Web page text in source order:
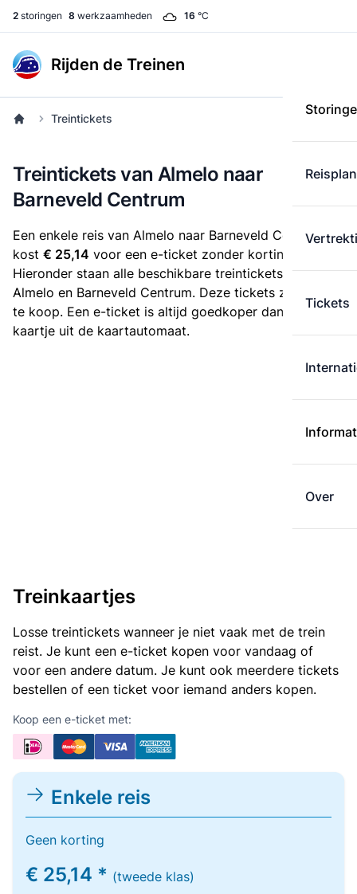
2 storingen 8 werkzaamheden 16 °C
Rijden de Treinen
Tickets
Over
Treintickets
Treintickets van Almelo naar
Barneveld Centrum
Een enkele reis van Almelo naar Barneveld Centrum
kost € 25,14 voor een e-ticket zonder korting.
Hieronder staan alle beschikbare treintickets tussen
Almelo en Barneveld Centrum. Deze tickets zijn online
te koop. Een e-ticket is altijd goedkoper dan een
kaartje uit de kaartautomaat.
Treinkaartjes
Losse treintickets wanneer je niet vaak met de trein
reist. Je kunt een e-ticket kopen voor vandaag of
voor een andere datum. Je kunt ook meerdere tickets
bestellen of een ticket voor iemand anders kopen.
Koop een e-ticket met:
Enkele reis
Geen korting
€ 25,14 * (tweede klas)